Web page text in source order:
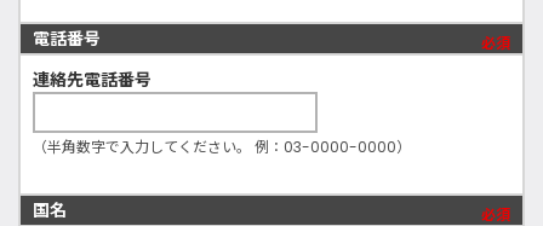
電話番号 必須
連絡先電話番号
（半角数字で入力してください。 例：03-0000-0000）
国名 必須